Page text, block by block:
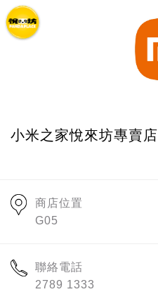
小米之家悅來坊專賣店
商店位置
G05
聯絡電話
2789 1333